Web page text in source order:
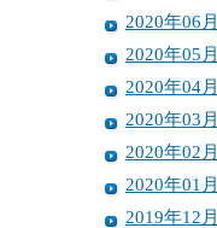
2020年06月
2020年05月
2020年04月
2020年03月
2020年02月
2020年01月
2019年12月